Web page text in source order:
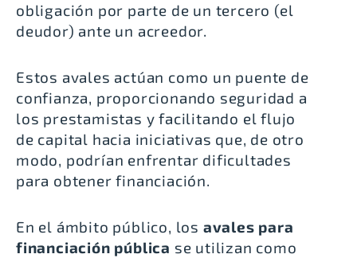
obligación por parte de un tercero (el
deudor) ante un acreedor.
Estos avales actúan como un puente de
confianza, proporcionando seguridad a
los prestamistas y facilitando el flujo
de capital hacia iniciativas que, de otro
modo, podrían enfrentar dificultades
para obtener financiación.
En el ámbito público, los avales para
financiación pública se utilizan como